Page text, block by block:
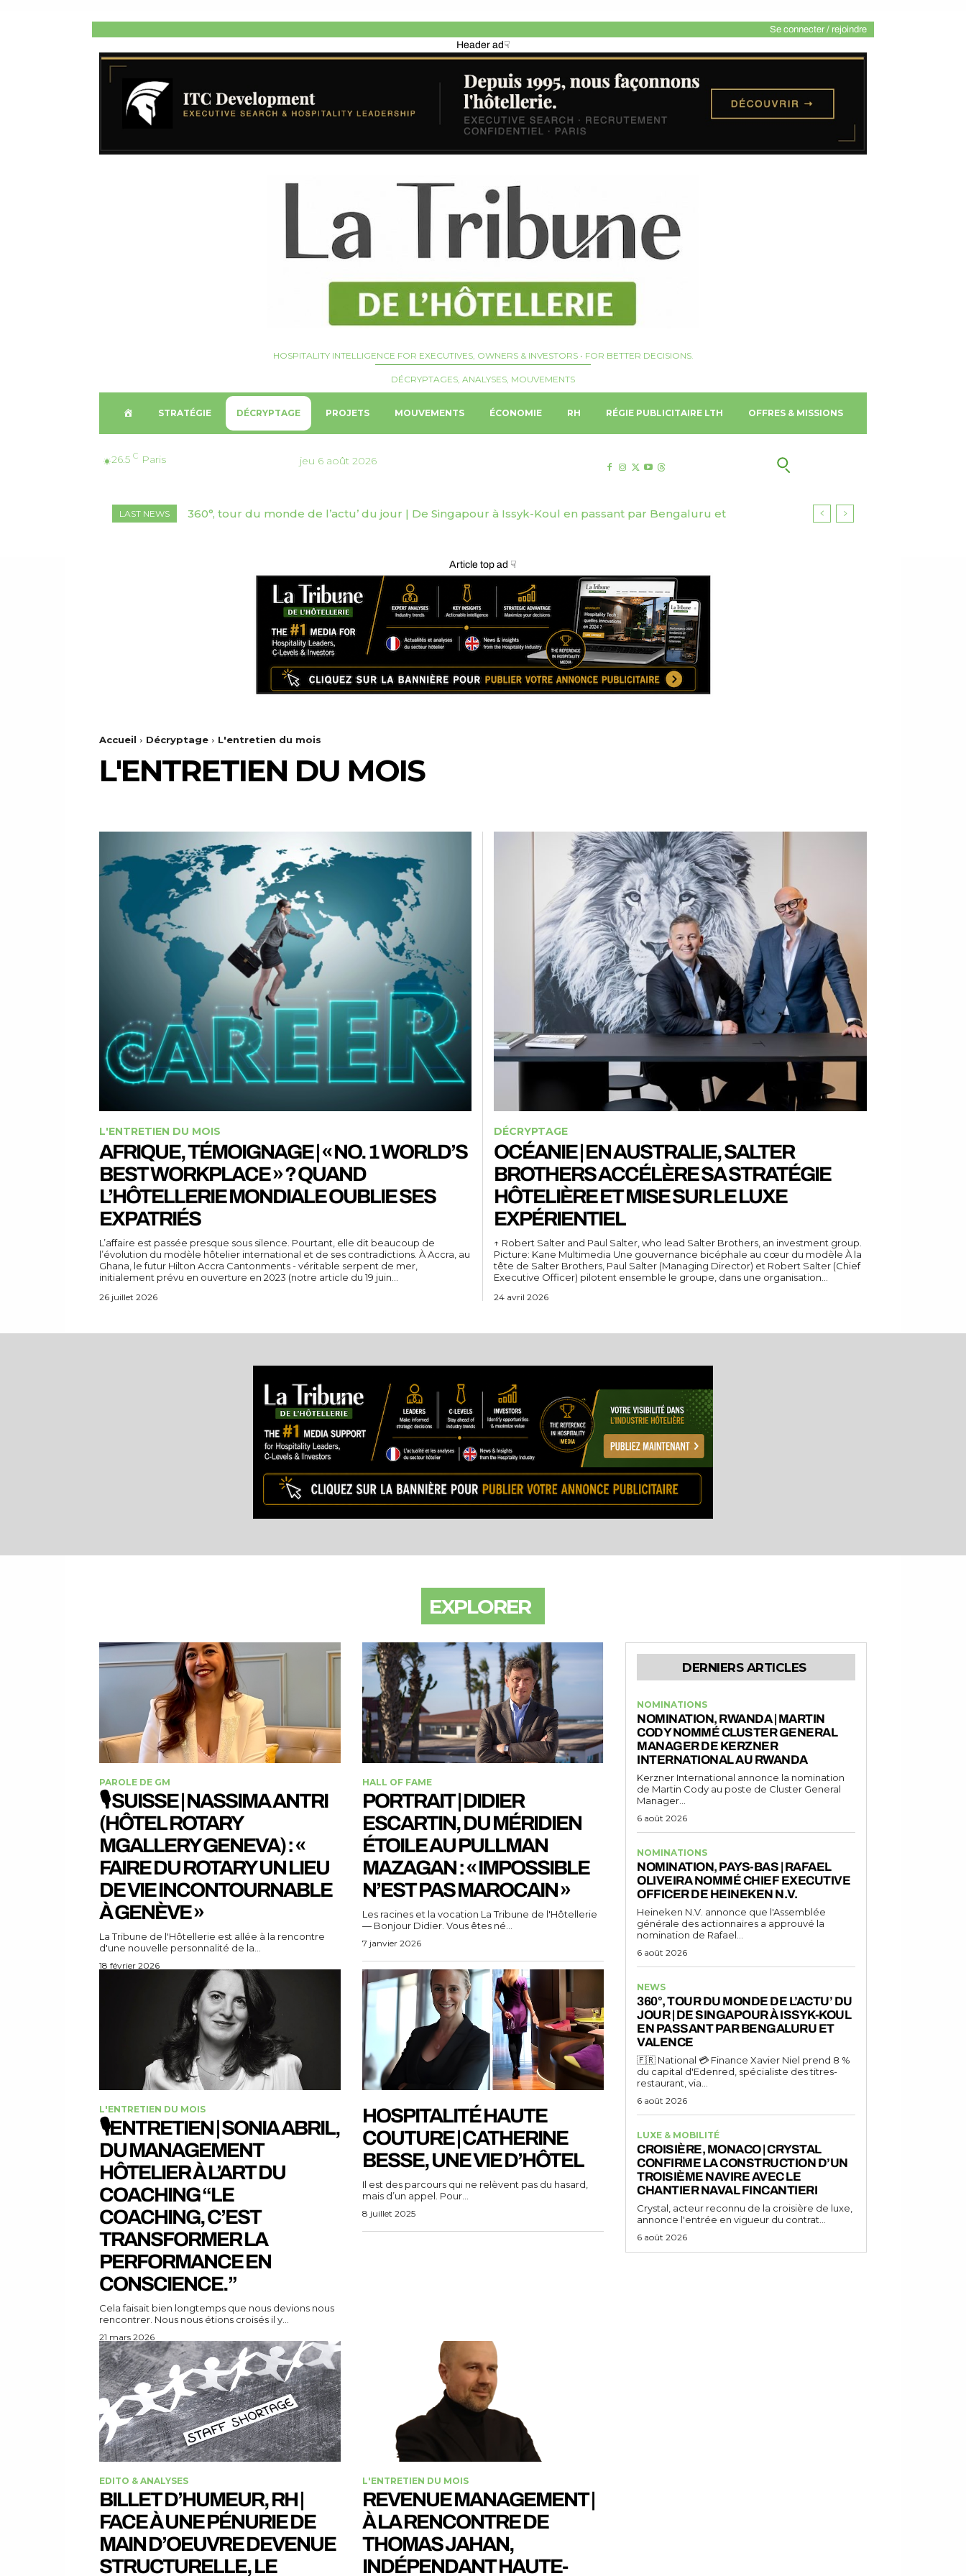
Se connecter / rejoindre
Header ad☟
HOSPITALITY INTELLIGENCE FOR EXECUTIVES, OWNERS & INVESTORS • FOR BETTER DECISIONS.
DÉCRYPTAGES, ANALYSES, MOUVEMENTS
U
STRATÉGIE DÉCRYPTAGE PROJETS MOUVEMENTS ÉCONOMIE RH RÉGIE PUBLICITAIRE LTH OFFRES & MISSIONS
26.5 C Paris jeu 6 août 2026
LAST NEWS
360°, tour du monde de l’actu’ du jour | De Singapour à Issyk-Koul en passant par Bengaluru et
Croisière, Monaco | Crystal confirme la construction d’un troisième navire avec le chantier naval
Article top ad ☟
Accueil Décryptage L'entretien du mois
L'ENTRETIEN DU MOIS
L'ENTRETIEN DU MOIS
AFRIQUE, TÉMOIGNAGE | « NO. 1 WORLD’S
BEST WORKPLACE » ? QUAND
L’HÔTELLERIE MONDIALE OUBLIE SES
EXPATRIÉS
L’affaire est passée presque sous silence. Pourtant, elle dit beaucoup de
l’évolution du modèle hôtelier international et de ses contradictions. À Accra, au
Ghana, le futur Hilton Accra Cantonments - véritable serpent de mer,
initialement prévu en ouverture en 2023 (notre article du 19 juin...
26 juillet 2026
DÉCRYPTAGE
OCÉANIE | EN AUSTRALIE, SALTER
BROTHERS ACCÉLÈRE SA STRATÉGIE
HÔTELIÈRE ET MISE SUR LE LUXE
EXPÉRIENTIEL
↑ Robert Salter and Paul Salter, who lead Salter Brothers, an investment group.
Picture: Kane Multimedia Une gouvernance bicéphale au cœur du modèle À la
tête de Salter Brothers, Paul Salter (Managing Director) et Robert Salter (Chief
Executive Officer) pilotent ensemble le groupe, dans une organisation...
24 avril 2026
EXPLORER
PAROLE DE GM
🎙️ SUISSE | NASSIMA ANTRI
(HÔTEL ROTARY
MGALLERY GENEVA) : «
FAIRE DU ROTARY UN LIEU
DE VIE INCONTOURNABLE
À GENÈVE »
La Tribune de l'Hôtellerie est allée à la rencontre
d'une nouvelle personnalité de la...
18 février 2026
HALL OF FAME
PORTRAIT | DIDIER
ESCARTIN, DU MÉRIDIEN
ÉTOILE AU PULLMAN
MAZAGAN : « IMPOSSIBLE
N’EST PAS MAROCAIN »
Les racines et la vocation La Tribune de l'Hôtellerie
— Bonjour Didier. Vous êtes né...
7 janvier 2026
L'ENTRETIEN DU MOIS
🎙️ENTRETIEN | SONIA ABRIL,
DU MANAGEMENT
HÔTELIER À L’ART DU
COACHING “LE
COACHING, C’EST
TRANSFORMER LA
PERFORMANCE EN
CONSCIENCE.”
Cela faisait bien longtemps que nous devions nous
rencontrer. Nous nous étions croisés il y...
21 mars 2026
HOSPITALITÉ HAUTE
COUTURE | CATHERINE
BESSE, UNE VIE D’HÔTEL
Il est des parcours qui ne relèvent pas du hasard,
mais d’un appel. Pour...
8 juillet 2025
EDITO & ANALYSES
BILLET D’HUMEUR, RH |
FACE À UNE PÉNURIE DE
MAIN D’OEUVRE DEVENUE
STRUCTURELLE, LE
L'ENTRETIEN DU MOIS
REVENUE MANAGEMENT |
À LA RENCONTRE DE
THOMAS JAHAN,
INDÉPENDANT HAUTE-
DERNIERS ARTICLES
NOMINATIONS
NOMINATION, RWANDA | MARTIN
CODY NOMMÉ CLUSTER GENERAL
MANAGER DE KERZNER
INTERNATIONAL AU RWANDA
Kerzner International annonce la nomination
de Martin Cody au poste de Cluster General
Manager...
6 août 2026
NOMINATIONS
NOMINATION, PAYS-BAS | RAFAEL
OLIVEIRA NOMMÉ CHIEF EXECUTIVE
OFFICER DE HEINEKEN N.V.
Heineken N.V. annonce que l'Assemblée
générale des actionnaires a approuvé la
nomination de Rafael...
6 août 2026
NEWS
360°, TOUR DU MONDE DE L’ACTU’ DU
JOUR | DE SINGAPOUR À ISSYK-KOUL
EN PASSANT PAR BENGALURU ET
VALENCE
🇫🇷 National 💳 Finance Xavier Niel prend 8 %
du capital d'Edenred, spécialiste des titres-
restaurant, via...
6 août 2026
LUXE & MOBILITÉ
CROISIÈRE, MONACO | CRYSTAL
CONFIRME LA CONSTRUCTION D’UN
TROISIÈME NAVIRE AVEC LE
CHANTIER NAVAL FINCANTIERI
Crystal, acteur reconnu de la croisière de luxe,
annonce l'entrée en vigueur du contrat...
6 août 2026